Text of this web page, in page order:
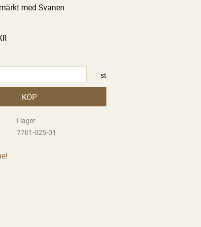
med Svanen.
st
KÖP
I lager
7701-025-01